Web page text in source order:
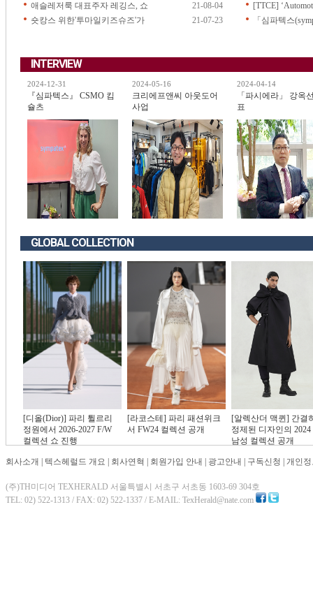
애슬레저룩 대표주자 레깅스, 쇼
21-08-04
숏캉스 위한'투마일키즈슈즈'가
21-07-23
[TTCE]
「심파텍스
INTERVIEW
2024-12-31
『심파텍스』 CSMO 킴
슐츠
2024-05-16
크리에프앤씨 아웃도어
사업
2024-04-14
「파시에라」 강옥
표
GLOBAL COLLECTION
[디올(Dior)] 파리 튈르리
정원에서 2026-2027 F/W
컬렉션 쇼 진행
[라코스테] 파리 패션위크
서 FW24 컬렉션 공개
[알렉산더 맥퀸] 간결
정제된 디자인의 2024
남성 컬렉션 공개
회사소개 텍스헤럴드 개요 회사연혁 회원가입 안내 광고안내 구독신청 개인
(주)TH미디어 TEXHERALD 서울특별시 서초구 서초동 1603-69 304호
TEL: 02) 522-1313 / FAX: 02) 522-1337 / E-MAIL: TexHerald@nate.com